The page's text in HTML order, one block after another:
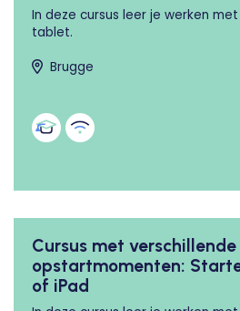
In deze cursus leer je werken
tablet.
Brugge
Cursus met verschillende
opstartmomenten:
of iPad